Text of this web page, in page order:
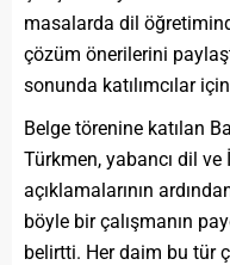
masalarda dil
çözüm önerilerini
sonunda katılımcılar
Belge törenine katılan
Türkmen, yabancı dil
açıklamalarının
böyle bir çalışmanın
belirtti. Her daim bu tür